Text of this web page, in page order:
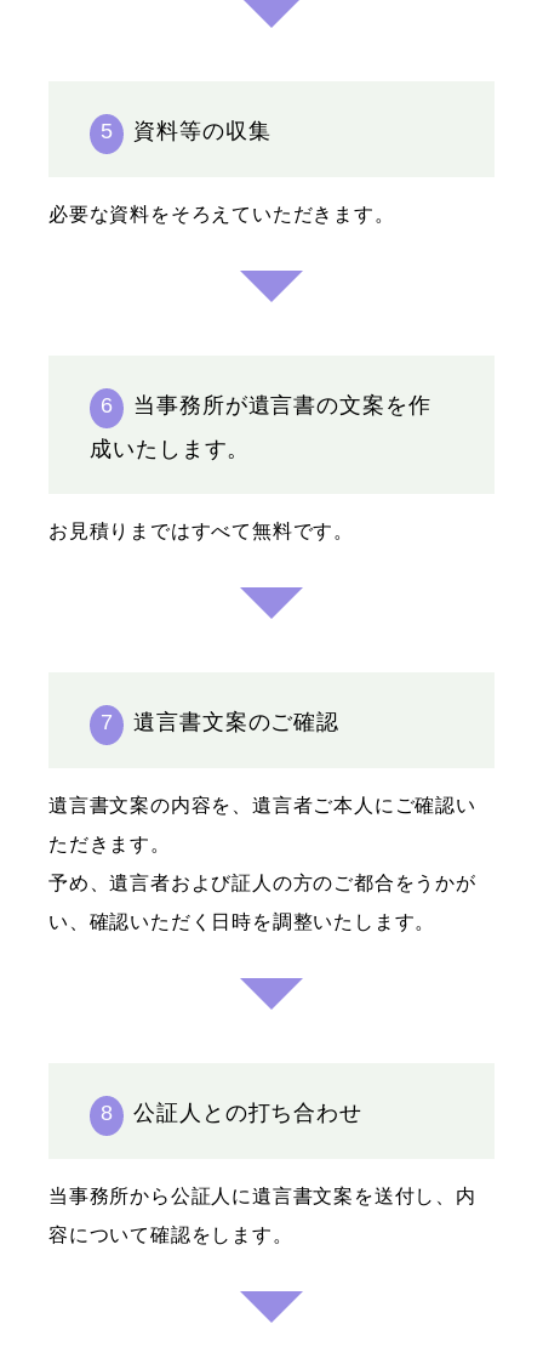
5 資料等の収集
必要な資料をそろえていただきます。
6
当事務所が遺言書の文案を作
成いたします。
お見積りまではすべて無料です。
7 遺言書文案のご確認
遺言書文案の内容を、遺言者ご本人にご確認い
ただきます。
予め、遺言者および証人の方のご都合をうかが
い、確認いただく日時を調整いたします。
8 公証人との打ち合わせ
当事務所から公証人に遺言書文案を送付し、内
容について確認をします。